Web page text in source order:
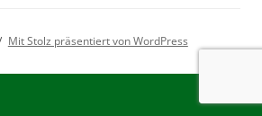
Mit Stolz präsentiert von WordPress